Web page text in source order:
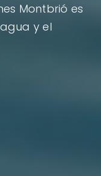
Montbrió es
y el